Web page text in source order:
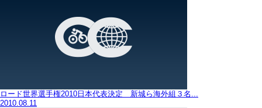
ロード世界選手権2010日本代表決定 新城ら海外組３名...
2010.08.11